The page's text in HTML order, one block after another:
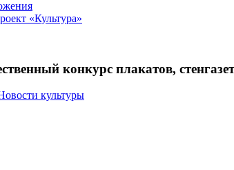
«Культура»
конкурс плакатов,
культуры